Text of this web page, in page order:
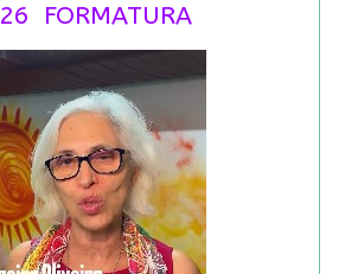
FORMATURA